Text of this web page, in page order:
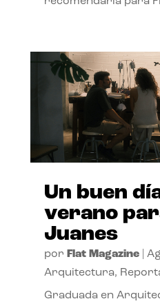
Un buen
verano
Juanes
por Flat Magazine|
Arquitectura,
Graduada en